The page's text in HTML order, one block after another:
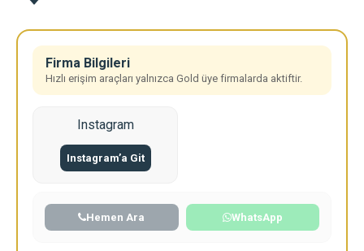
Firma Bilgileri
Hızlı erişim araçları yalnızca Gold üye firmalarda aktiftir.
Instagram
Instagram’a Git
Hemen Ara WhatsApp